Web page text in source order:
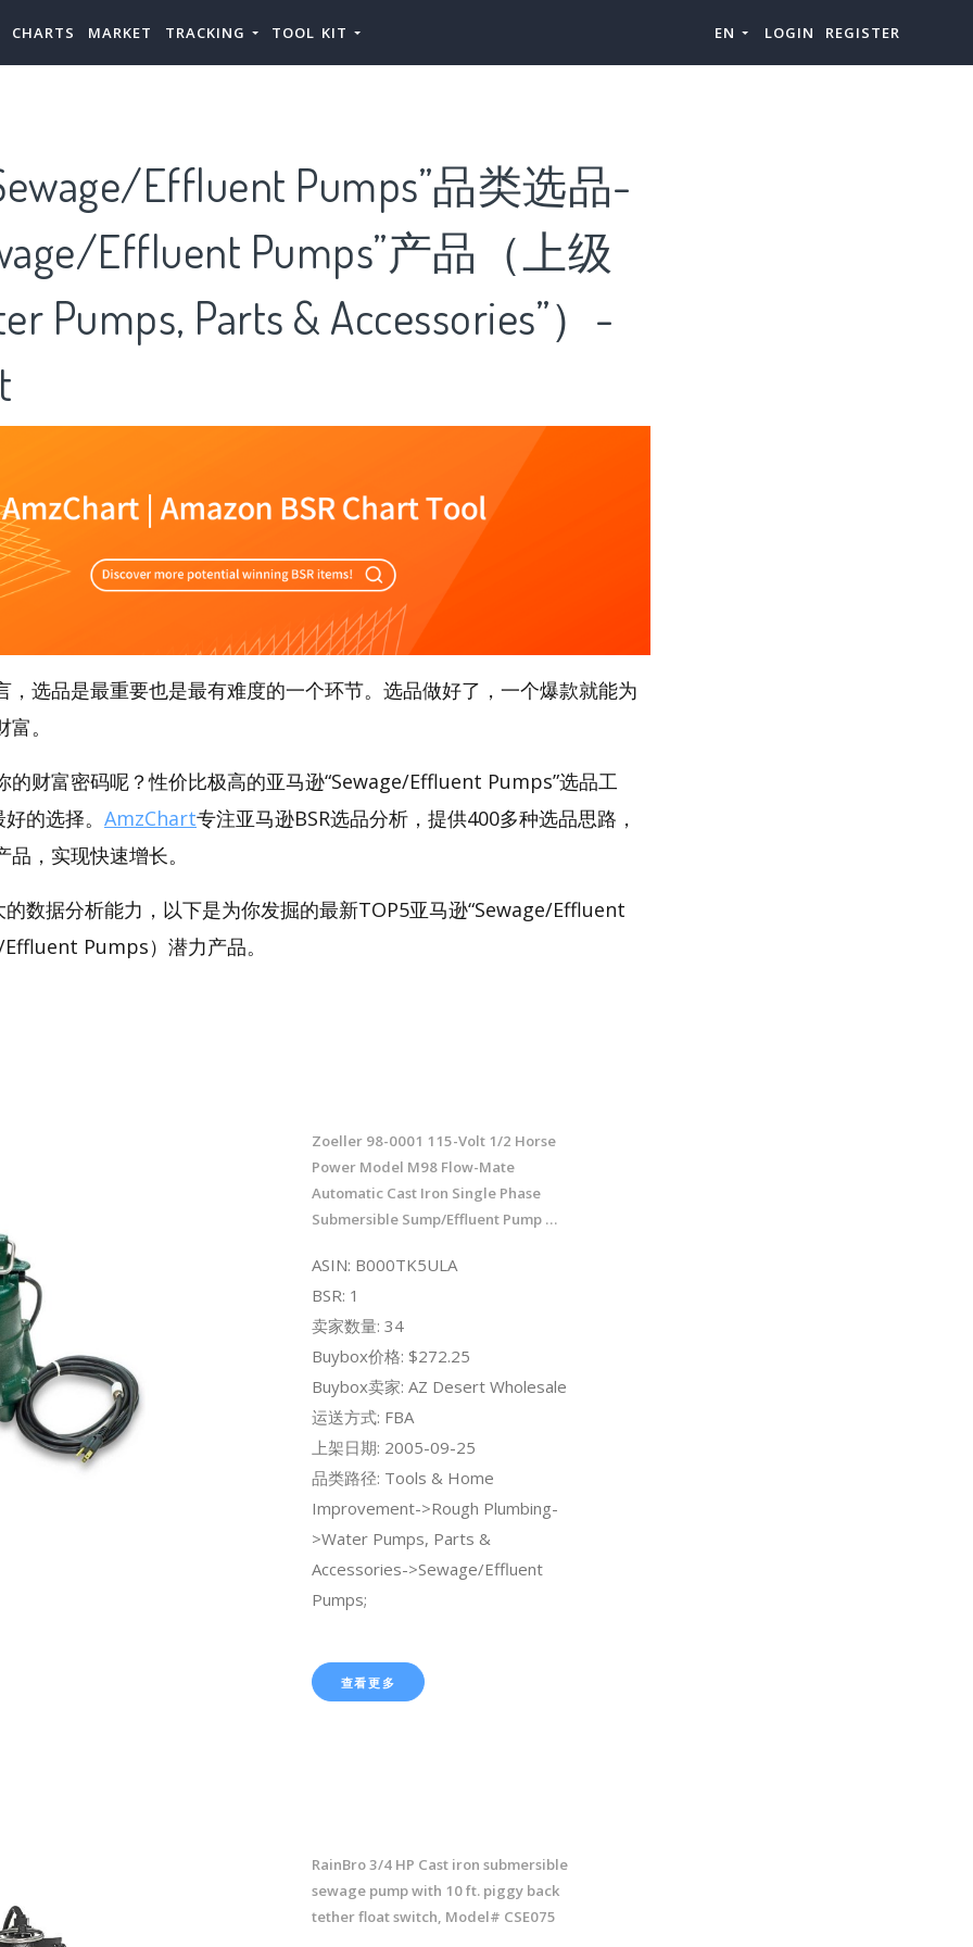
CHARTS MARKET TRACKING TOOL KIT EN LOGIN REGISTER
Effluent Pumps”品类选品-
Effluent Pumps”产品（上级
Pumps, Parts & Accessories”）-
，选品是最重要也是最有难度的一个环节。选品做好了，一个爆款就能为
。
的财富密码呢？性价比极高的亚马逊“Sewage/Effluent Pumps”选品工
的选择。 AmzChart专注亚马逊BSR选品分析，提供400多种选品思路，
，实现快速增长。
数据分析能力，以下是为你发掘的最新TOP5亚马逊“Sewage/Effluent
Pumps）潜力产品。
Zoeller 98-0001 115-Volt 1/2 Horse
Power Model M98 Flow-Mate
Automatic Cast Iron Single Phase
Submersible Sump/Effluent Pump …
ASIN: B000TK5ULA
BSR: 1
卖家数量: 34
Buybox价格: $272.25
Buybox卖家: AZ Desert Wholesale
运送方式: FBA
上架日期: 2005-09-25
品类路径: Tools & Home
Improvement->Rough Plumbing-
>Water Pumps, Parts &
Accessories->Sewage/Effluent
Pumps;
查看更多
RainBro 3/4 HP Cast iron submersible
sewage pump with 10 ft. piggy back
tether float switch, Model# CSE075